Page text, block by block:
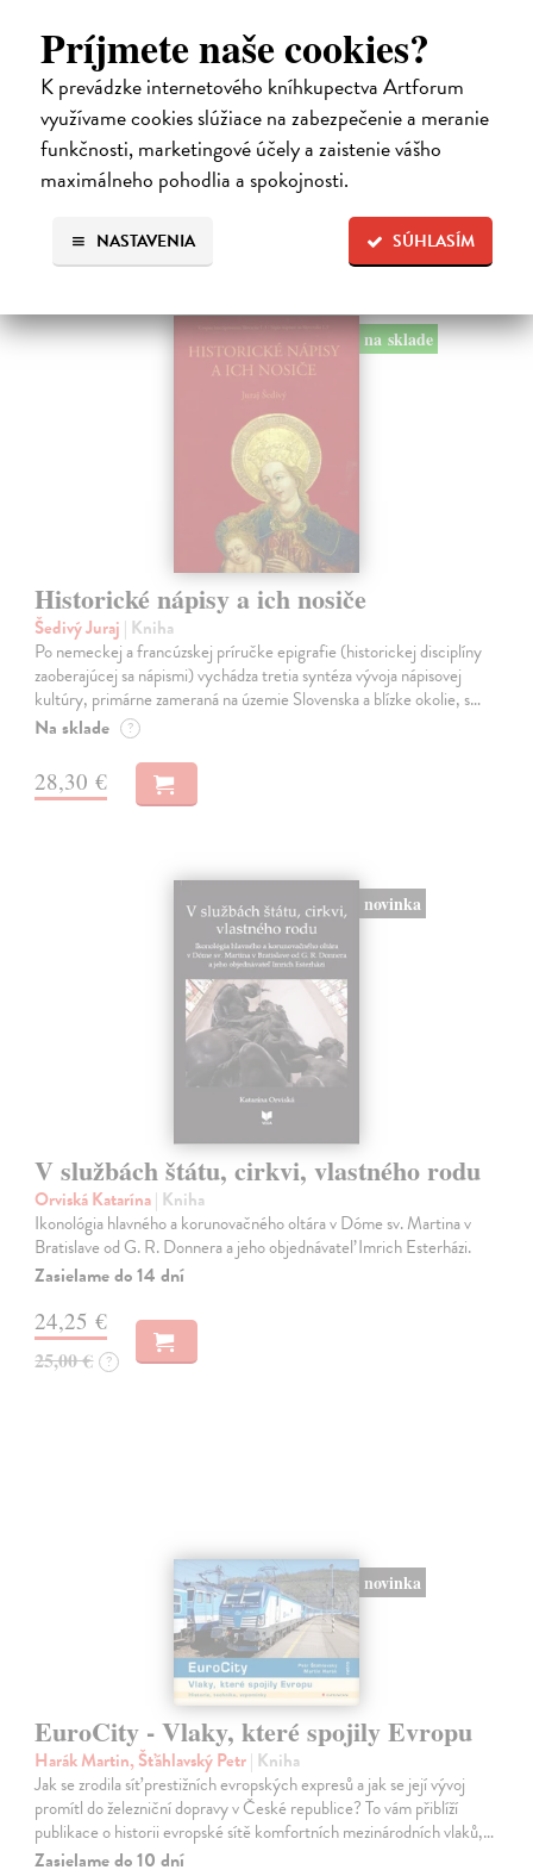
Príjmete naše cookies?
K prevádzke internetového kníhkupectva Artforum
využívame cookies slúžiace na zabezpečenie a meranie
funkčnosti, marketingové účely a zaistenie vášho
maximálneho pohodlia a spokojnosti.
SÚHLASÍM
NASTAVENIA
Sú ikonickými postavami našej kultúry. Postavili im sochy a
pomenovali po nich ulice, majú svoje nespochybniteľné miesto v
lexikónoch literatúry aj učebniciach, slovenské moderné umenie sa
bez nich nedá…
Na sklade ?
23,66 €
na sklade
Historické nápisy a ich nosiče
Šedivý Juraj | Kniha
Po nemeckej a francúzskej príručke epigrafie (historickej disciplíny
zaoberajúcej sa nápismi) vychádza tretia syntéza vývoja nápisovej
kultúry, primárne zameraná na územie Slovenska a blízke okolie, s…
Na sklade ?
28,30 €
novinka
V službách štátu, cirkvi, vlastného rodu
Orviská Katarína| Kniha
Ikonológia hlavného a korunovačného oltára v Dóme sv. Martina v
Bratislave od G. R. Donnera a jeho objednávateľ Imrich Esterházi.
Zasielame do 14 dní
24,25 €
25,00 € ?
novinka
EuroCity - Vlaky, které spojily Evropu
Harák Martin, Šťáhlavský Petr| Kniha
Jak se zrodila síť prestižních evropských expresů a jak se její vývoj
promítl do železniční dopravy v České republice? To vám přiblíží
publikace o historii evropské sítě komfortních mezinárodních vlaků,…
Zasielame do 10 dní